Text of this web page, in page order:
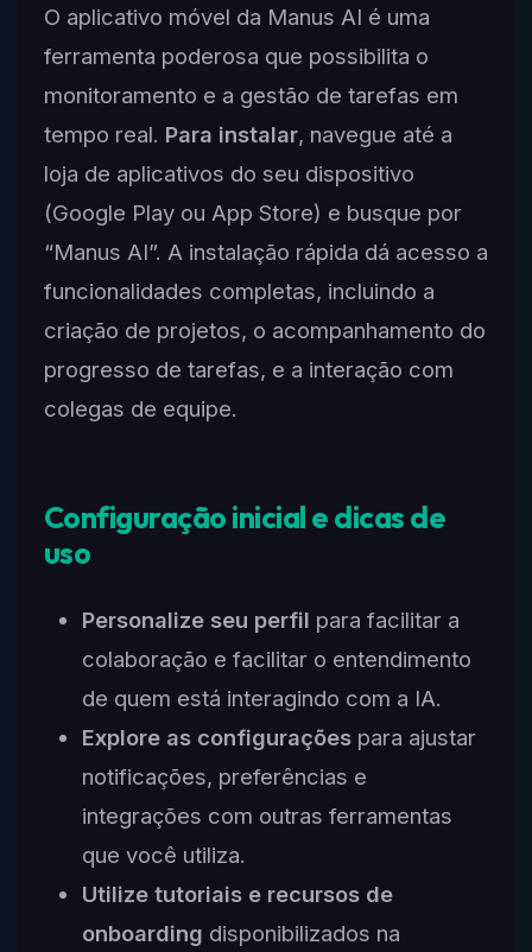
O aplicativo móvel da Manus AI é uma
ferramenta poderosa que possibilita o
monitoramento e a gestão de tarefas em
tempo real. Para instalar, navegue até a
loja de aplicativos do seu dispositivo
(Google Play ou App Store) e busque por
“Manus AI”. A instalação rápida dá acesso a
funcionalidades completas, incluindo a
criação de projetos, o acompanhamento do
progresso de tarefas, e a interação com
colegas de equipe.
Configuração inicial e dicas de
uso
Personalize seu perfil para facilitar a
colaboração e facilitar o entendimento
de quem está interagindo com a IA.
Explore as configuraçõespara ajustar
notificações, preferências e
integrações com outras ferramentas
que você utiliza.
Utilize tutoriais e recursos de
onboarding disponibilizados na